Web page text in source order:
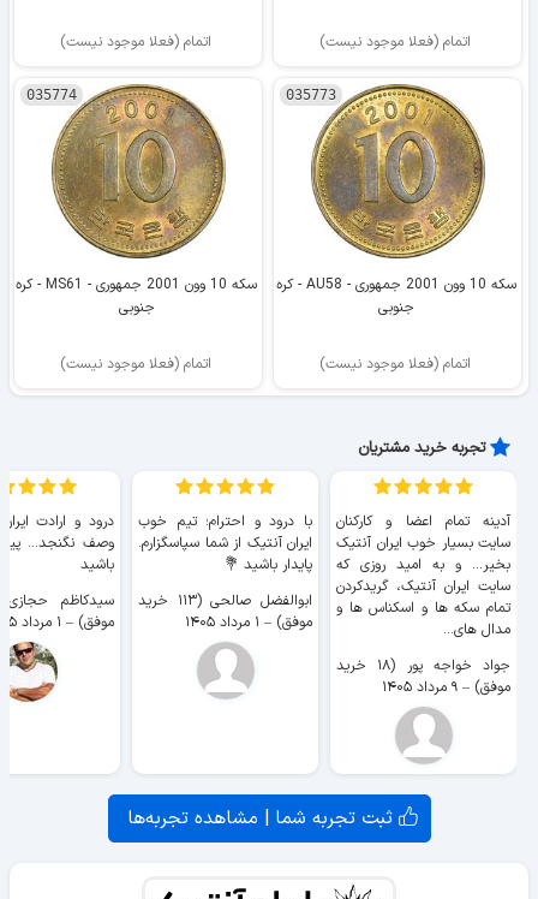
اتمام (فعلا موجود نیست) اتمام (فعلا موجود نیست)
035773
سکه 10 وون 2001 جمهوری - AU58 - کره
جنوبی
اتمام (فعلا موجود نیست)
035774
سکه 10 وون 2001 جمهوری - MS61 - کره
جنوبی
اتمام (فعلا موجود نیست)
تجربه خرید مشتریان
آدینه تمام اعضا و کارکنان
سایت بسیار خوب ايران آنتیک
بخیر... و به امید روزی که
سایت ايران آنتیک، گریدکردن
تمام سکه ها و اسکناس ها و
مدال های...
جواد خواجه پور (۱۸ خرید
موفق) – ۹ مرداد ۱۴۰۵
با درود و احترام؛ تیم خوب
ایران آنتیک از شما سپاسگزارم.
پایدار باشید 💐
ابوالفضل صالحی (۱۱۳ خرید
موفق) – ۱ مرداد ۱۴۰۵
درود و ارادت
وصف نگنجد...
باشید
موفق) – ۱ مرداد ۱۴۰۵
ثبت تجربه شما | مشاهده تجربه‌ها